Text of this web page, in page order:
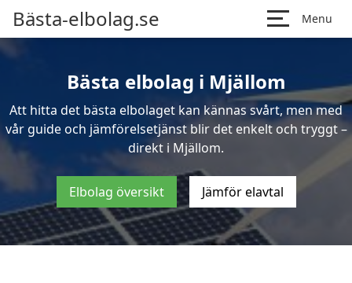
Bästa-elbolag.se Menu
Bästa elbolag i Mjällom
Att hitta det bästa elbolaget kan kännas svårt, men med
vår guide och jämförelsetjänst blir det enkelt och tryggt –
direkt i Mjällom.
Elbolag översikt Jämför elavtal